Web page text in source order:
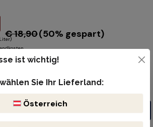
€ 18,90(50% gespart)
1-2 Werktage
Wert ein oder benutze die Schaltflächen um die Anzahl
ist wichtig!
Sie Ihr Lieferland:
Österreich